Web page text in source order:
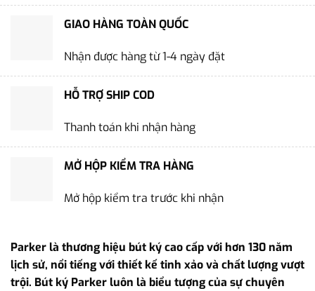
GIAO HÀNG TOÀN QUỐC
Nhận được hàng từ 1-4 ngày đặt
HỖ TRỢ SHIP COD
Thanh toán khi nhận hàng
MỞ HỘP KIỂM TRA HÀNG
Mở hộp kiểm tra trước khi nhận
Parker là thương hiệu bút ký cao cấp với hơn 130 năm
lịch sử, nổi tiếng với thiết kế tinh xảo và chất lượng vượt
trội. Bút ký Parker luôn là biểu tượng của sự chuyên